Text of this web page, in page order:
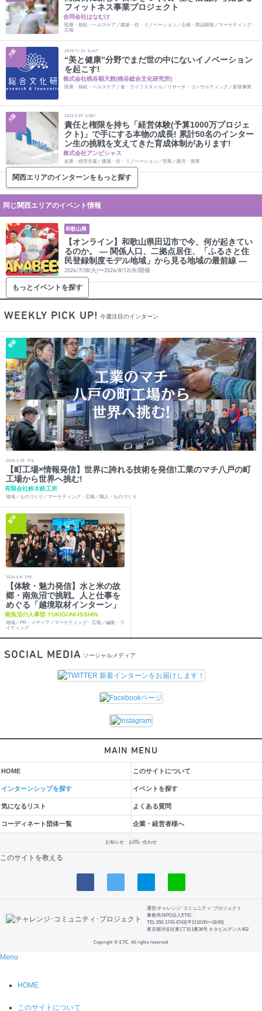
フィットネス事業プロジェクト
合同会社はなむけ
医療・福祉・ヘルスケア／建築・住・リノベーション／企画・商品開発／マーケティング・
広報
大阪 2025.11.24 5,447
“美と健康”分野でまだ世の中にないイノベーション
を起こす!
株式会社桃谷順天館(桃谷総合文化研究所)
医療・福祉・ヘルスケア／食・ライフスタイル／リサーチ・コンサルティング／新規事業
大阪 2026.5.29 5,501
責任と権限を持ち「経営体験(予算1000万プロジェ
クト)」で手にする本物の成長! 累計50名のインター
ン生の挑戦を支えてきた育成体制があります!
株式会社アンビシャス
起業・経営支援／建築・住・リノベーション／営業／販売・接客
関西エリアのインターンをもっと探す
同じ関西エリアのイベント情報
和歌山県
【オンライン】和歌山県田辺市で今、何が起きてい
るのか。 ― 関係人口、二拠点居住、「ふるさと住
民登録制度モデル地域」から見る地域の最前線 ―
2026/7/28(火)〜2026/8/12(水)開催
もっとイベントを探す
WEEKLY PICK UP! 今週注目のインターン
青森
2026.4.30 276
【町工場×情報発信】世界に誇れる技術を発信!工業のマチ八戸の町
工場から世界へ挑む!
有限会社鈴木鉄工所
地域／ものづくり／マーケティング・広報／職人・ものづくり
新潟
2026.6.8 298
【体験・魅力発信】水と米の故
郷・南魚沼で挑戦。人と仕事を
めぐる「越境取材インターン」
南魚沼の人事部 YUKIGUNI-ISSHIN
地域／PR・メディア／マーケティング・広報／編集・ラ
イティング
SOCIAL MEDIA ソーシャルメディア
MAIN MENU
HOME このサイトについて
インターンシップを探す イベントを探す
気になるリスト よくある質問
コーディネート団体一覧 企業・経営者様へ
お知らせ お問い合わせ
このサイトを教える
運営:チャレンジ･コミュニティ･プロジェクト
事務局:NPO法人ETIC.
TEL 050-1743-6743(平日10:00〜18:00)
東京都渋谷区東1丁目1番36号 キタビルデンス402
Copyright © ETIC. All rights reserved.
Menu
HOME
このサイトについて